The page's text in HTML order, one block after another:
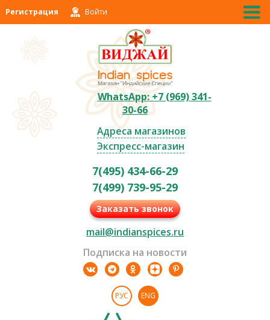
Регистрация Войти
WhatsApp: +7 (969) 341-
30-66
Адреса магазинов
Экспресс-магазин
7(495) 434-66-29
7(499) 739-95-29
Заказать звонок
mail@indianspices.ru
Подписка на новости
РУС ENG